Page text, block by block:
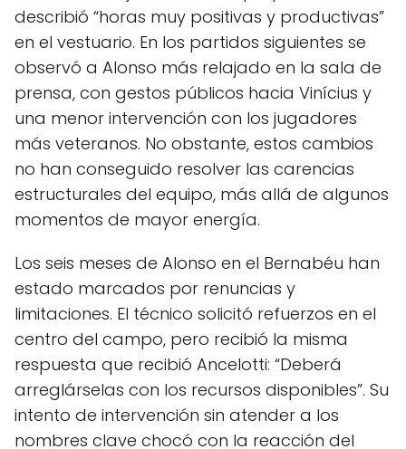
describió “horas muy positivas y productivas”
en el vestuario. En los partidos siguientes se
observó a Alonso más relajado en la sala de
prensa, con gestos públicos hacia Vinícius y
una menor intervención con los jugadores
más veteranos. No obstante, estos cambios
no han conseguido resolver las carencias
estructurales del equipo, más allá de algunos
momentos de mayor energía.
Los seis meses de Alonso en el Bernabéu han
estado marcados por renuncias y
limitaciones. El técnico solicitó refuerzos en el
centro del campo, pero recibió la misma
respuesta que recibió Ancelotti: “Deberá
arreglárselas con los recursos disponibles”. Su
intento de intervención sin atender a los
nombres clave chocó con la reacción del